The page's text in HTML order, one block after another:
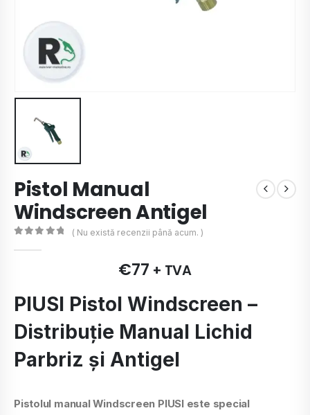
Pistol Manual
Windscreen Antigel
( Nu există recenzii până acum. )
€77 + TVA
PIUSI Pistol Windscreen –
Distribuție Manual Lichid
Parbriz și Antigel
Pistolul manual Windscreen PIUSI este special